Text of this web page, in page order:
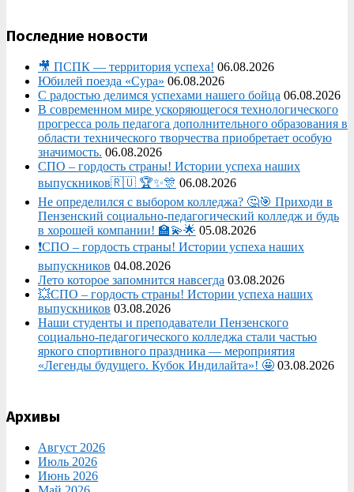
Последние новости
🎥 ПСПК — территория успеха! 06.08.2026
Юбилей поезда «Сура» 06.08.2026
С радостью делимся успехами нашего бойца 06.08.2026
В современном мире ускоряющегося технологического
прогресса роль педагога дополнительного образования в
области технического творчества приобретает особую
значимость. 06.08.2026
СПО – гордость страны! Истории успеха наших
выпускников🇷🇺 🏆✨🎊 06.08.2026
Не определился с выбором колледжа? 🤔🎯 Приходи в
Пензенский социально-педагогический колледж и будь
в хорошей компании! 🏫💫🌟 05.08.2026
❗СПО – гордость страны! Истории успеха наших
выпускников 04.08.2026
Лето которое запомнится навсегда 03.08.2026
💥СПО – гордость страны! Истории успеха наших
выпускников 03.08.2026
Наши студенты и преподаватели Пензенского
социально‑педагогического колледжа стали частью
яркого спортивного праздника — мероприятия
«Легенды будущего. Кубок Индилайта»! 🤩 03.08.2026
Архивы
Август 2026
Июль 2026
Июнь 2026